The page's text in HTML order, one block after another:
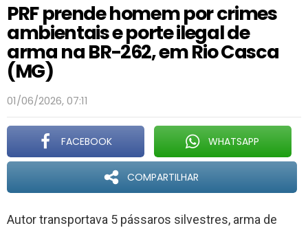
PRF prende homem por crimes
ambientais e porte ilegal de
arma na BR-262, em Rio Casca
(MG)
01/06/2026, 07:11
FACEBOOK WHATSAPP
COMPARTILHAR
Autor transportava 5 pássaros silvestres, arma de